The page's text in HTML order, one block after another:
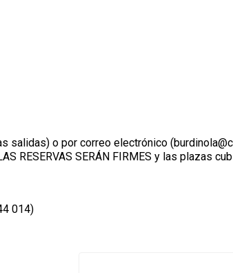
o por correo electrónico
RESERVAS SERÁN FIRMES y las plazas
014)